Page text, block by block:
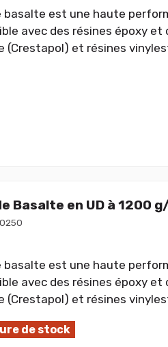
basalte est une haute
avec des résines époxy
(Crestapol) et résines
Basalte en UD à 1200
basalte est une haute
avec des résines époxy
(Crestapol) et résines
de stock